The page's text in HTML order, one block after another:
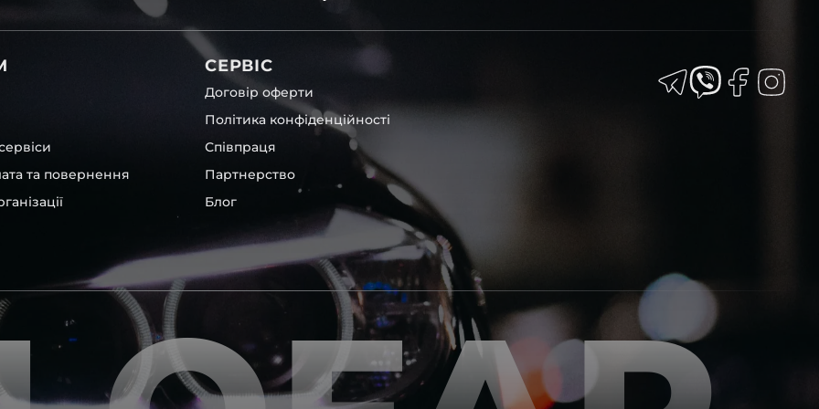
та унікальні.
офісі та оптовому
– на всіх
– для швидкої
будь-які
пару чи комплект.
перевіряють та
та повернення
СЕРВІС
Договір оферти
Політика конфіденційності
Співпраця
Партнерство
Блог